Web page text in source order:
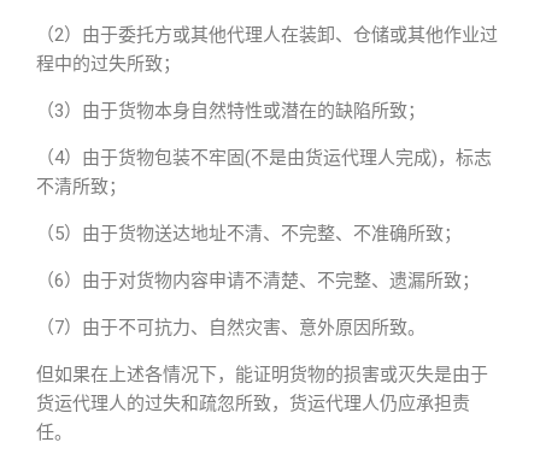
（2）由于委托方或其他代理人在装卸、仓储或其他作业过
程中的过失所致；
（3）由于货物本身自然特性或潜在的缺陷所致；
（4）由于货物包装不牢固(不是由货运代理人完成)，标志
不清所致；
（5）由于货物送达地址不清、不完整、不准确所致；
（6）由于对货物内容申请不清楚、不完整、遗漏所致；
（7）由于不可抗力、自然灾害、意外原因所致。
但如果在上述各情况下，能证明货物的损害或灭失是由于
货运代理人的过失和疏忽所致，货运代理人仍应承担责
任。